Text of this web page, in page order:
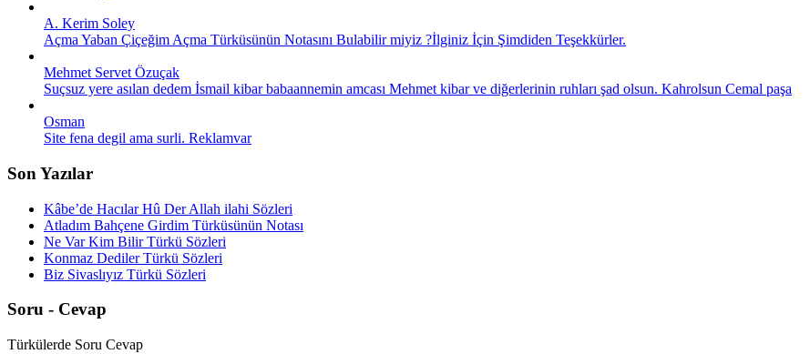
A. Kerim Soley
Açma Yaban Çiçeğim Açma Türküsünün Notasını Bulabilir miyiz ?İlginiz İçin Şimdiden Teşekkürler.
Mehmet Servet Özuçak
Suçsuz yere asılan dedem İsmail kibar babaannemin amcası Mehmet kibar ve diğerlerinin ruhları şad olsun. Kahrolsun Cemal paşa
Osman
Site fena degil ama surli. Reklamvar
Son Yazılar
Kâbe’de Hacılar Hû Der Allah ilahi Sözleri
Atladım Bahçene Girdim Türküsünün Notası
Ne Var Kim Bilir Türkü Sözleri
Konmaz Dediler Türkü Sözleri
Biz Sivaslıyız Türkü Sözleri
Soru - Cevap
Türkülerde Soru Cevap